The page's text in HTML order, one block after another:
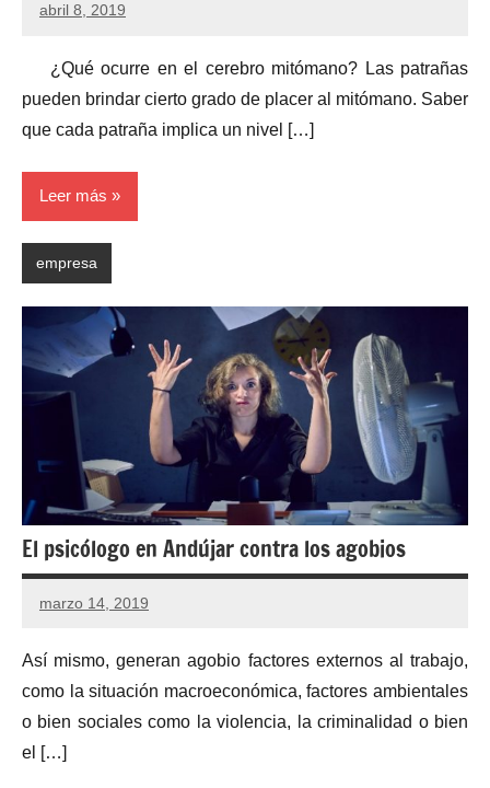
abril 8, 2019
¿Qué ocurre en el cerebro mitómano? Las patrañas
pueden brindar cierto grado de placer al mitómano. Saber
que cada patraña implica un nivel […]
Leer más
empresa
El psicólogo en Andújar contra los agobios
marzo 14, 2019
Así mismo, generan agobio factores externos al trabajo,
como la situación macroeconómica, factores ambientales
o bien sociales como la violencia, la criminalidad o bien
el […]